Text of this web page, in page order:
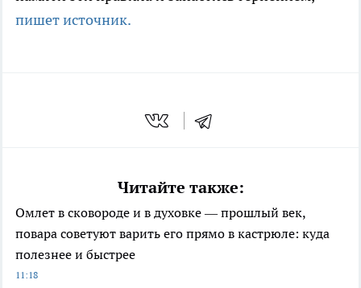
пишет источник.
Читайте также:
Омлет в сковороде и в духовке — прошлый век,
повара советуют варить его прямо в кастрюле: куда
полезнее и быстрее
11:18